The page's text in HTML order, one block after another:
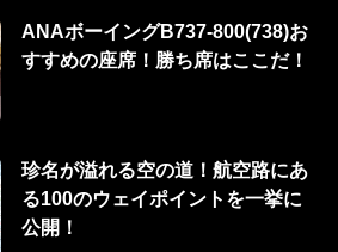
ANAボーイングB737-800(738)お
すすめの座席！勝ち席はここだ！
珍名が溢れる空の道！航空路にあ
る100のウェイポイントを一挙に
公開！